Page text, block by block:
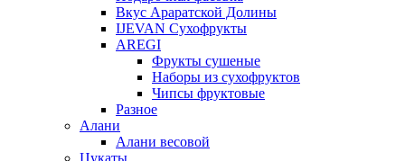
Вкус Араратской Долины
IJEVAN Сухофрукты
AREGI
Фрукты сушеные
Наборы из сухофруктов
Чипсы фруктовые
Разное
Алани
Алани весовой
Цукаты